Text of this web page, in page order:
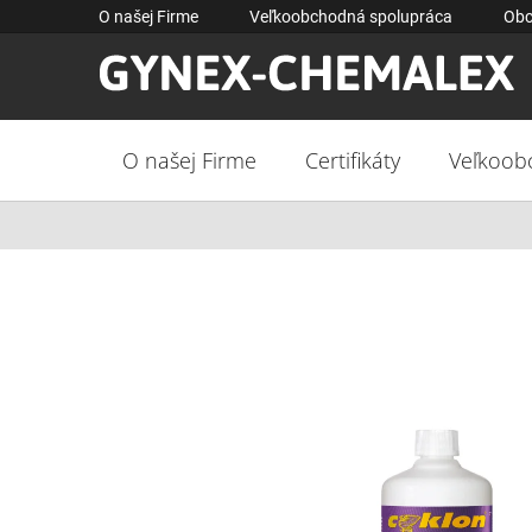
O našej Firme Veľkoobchodná spolupráca
O našej Firme Certifikáty